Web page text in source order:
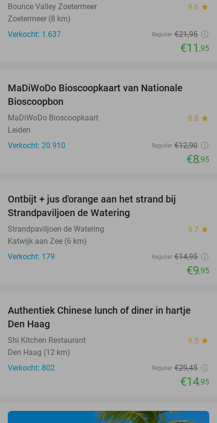
Bounce Valley Zoetermeer 9.6 star
Zoetermeer (8 km)
Verkocht: 1.637
Regulier €21,95
€11 ,95
MaDiWoDo Bioscoopkaart van Nationale
Bioscoopbon
MaDiWoDo Bioscoopkaart 8.8 star
Leiden
Verkocht: 20.910
Regulier €12,90
€8,95
Ontbijt + jus d'orange aan het strand bij
Strandpaviljoen de Watering
Strandpaviljoen de Watering 9.7 star
Katwijk aan Zee (6 km)
Verkocht: 179
Regulier €14,95
€9,95
49%
Authentiek Chinese lunch of diner in hartje
Den Haag
Shi Kitchen Restaurant 9.5 star
Den Haag (12 km)
Verkocht: 802
Regulier €29,45
€14,95